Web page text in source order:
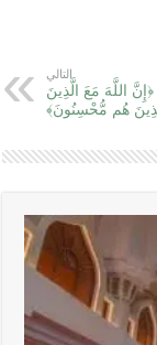
التالي
اللَّهَ مَعَ الَّذِينَ
هُم مُّحْسِنُونَ﴾